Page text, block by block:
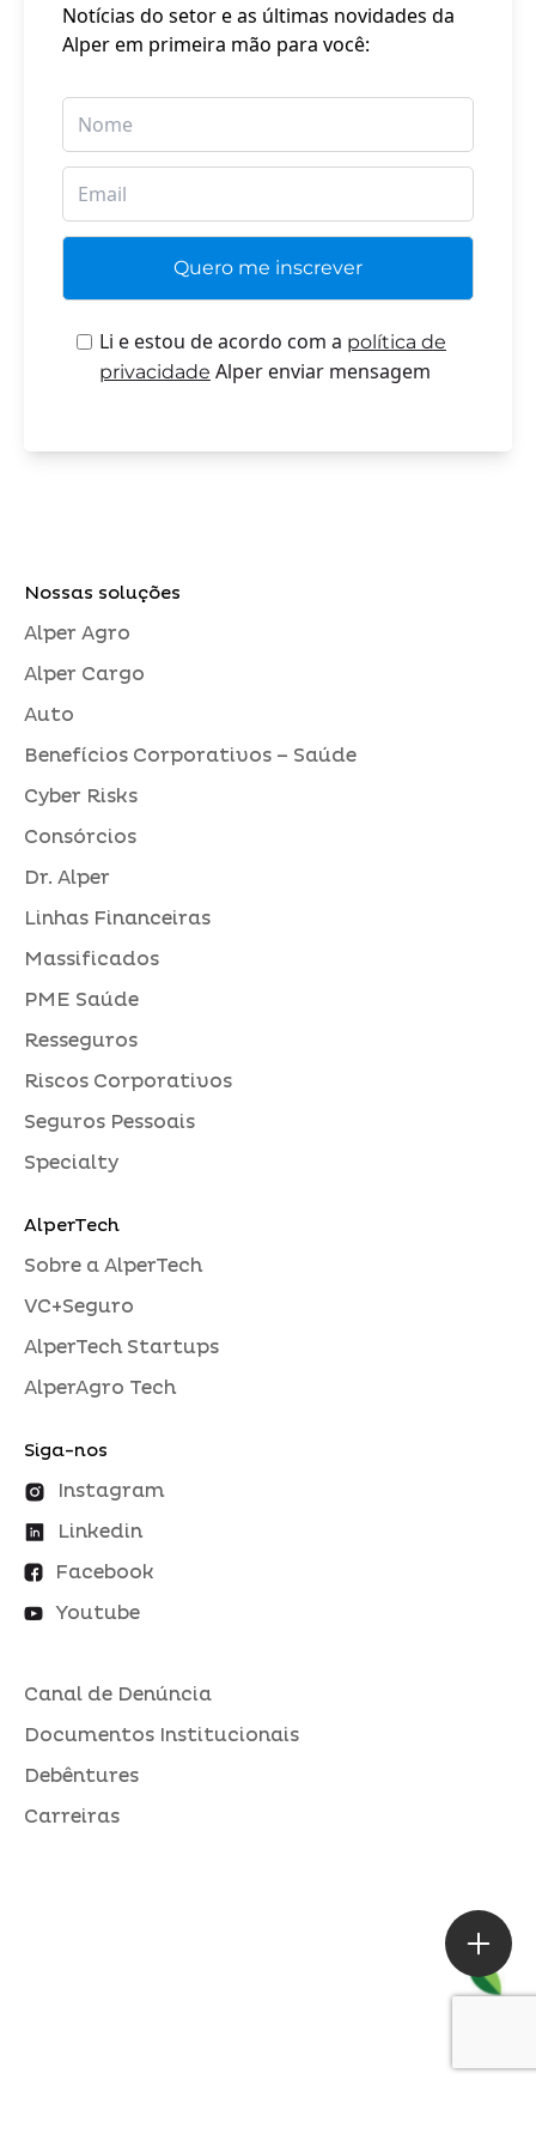
Notícias do setor e as últimas novidades da
Alper em primeira mão para você:
Li e estou de acordo com a política de
privacidade Alper enviar mensagem
Nossas soluções
Alper Agro
Alper Cargo
Auto
Benefícios Corporativos – Saúde
Cyber Risks
Consórcios
Dr. Alper
Linhas Financeiras
Massificados
PME Saúde
Resseguros
Riscos Corporativos
Seguros Pessoais
Specialty
AlperTech
Sobre a AlperTech
VC+Seguro
AlperTech Startups
AlperAgro Tech
Siga-nos
Instagram
Linkedin
Facebook
Youtube
Canal de Denúncia
Documentos Institucionais
Debêntures
Carreiras